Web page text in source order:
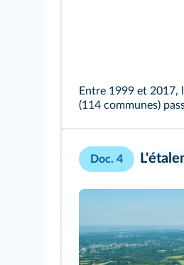
Entre 1999 et 2017,
(114 communes)
Doc. 4 L'